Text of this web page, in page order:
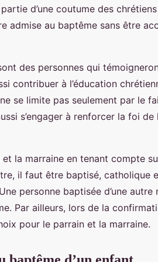
d’une coutume des chrétiens
admise au baptême sans être
des personnes qui
contribuer à l’éducation
se limite pas seulement par le
s’engager à renforcer la foi de
la marraine en tenant compte
il faut être baptisé, catholique
personne baptisée d’une
Par ailleurs, lors de la
pour le parrain et la marraine.